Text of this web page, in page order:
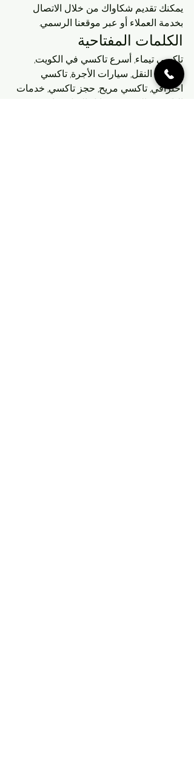
يمكنك تقديم شكاواك من خلال الاتصال
بخدمة العملاء أو عبر موقعنا الرسمي.
الكلمات المفتاحية
تاكسي تيماء, أسرع تاكسي في الكويت,
خدمات النقل, سيارات الأجرة, تاكسي
احترافي, تاكسي مريح, حجز تاكسي, خدمات
التاكسي, الكويت, وسائل النقل, سائقين